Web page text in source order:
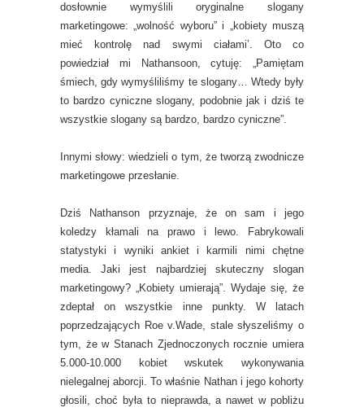
dosłownie wymyślili oryginalne slogany
marketingowe: „wolność wyboru” i „kobiety muszą
mieć kontrolę nad swymi ciałami’. Oto co
powiedział mi Nathansoon, cytuję: „Pamiętam
śmiech, gdy wymyśliliśmy te slogany… Wtedy były
to bardzo cyniczne slogany, podobnie jak i dziś te
wszystkie slogany są bardzo, bardzo cyniczne”.
Innymi słowy: wiedzieli o tym, że tworzą zwodnicze
marketingowe przesłanie.
Dziś Nathanson przyznaje, że on sam i jego
koledzy kłamali na prawo i lewo. Fabrykowali
statystyki i wyniki ankiet i karmili nimi chętne
media. Jaki jest najbardziej skuteczny slogan
marketingowy? „Kobiety umierają”. Wydaje się, że
zdeptał on wszystkie inne punkty. W latach
poprzedzających Roe v.Wade, stale słyszeliśmy o
tym, że w Stanach Zjednoczonych rocznie umiera
5.000-10.000 kobiet wskutek wykonywania
nielegalnej aborcji. To właśnie Nathan i jego kohorty
głosili, choć była to nieprawda, a nawet w pobliżu